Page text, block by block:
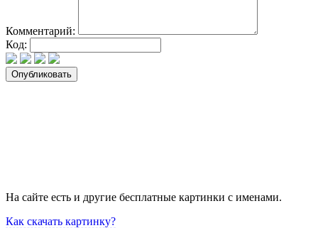
Комментарий:
Код:
На сайте есть и другие бесплатные картинки с именами.
Как скачать картинку?